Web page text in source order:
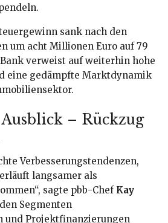
sank nach den
um acht Millionen Euro auf 79
verweist auf weiterhin hohe
eine gedämpfte Marktdynamik
– Rückzug
Verbesserungstendenzen,
langsamer als
sagte pbb-Chef Kay
Segmenten
und Projektfinanzierungen